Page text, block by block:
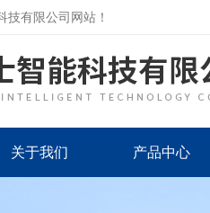
技有限公司网站！
关于我们 产品中心